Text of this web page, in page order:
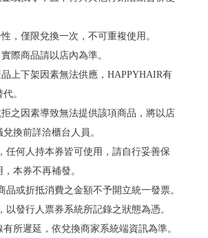
，僅限兌換一次，不可重複使用。
際商品請以店內為準。
上下架因素無法供應，HAPPYHAIR有
。
之因素導致無法提供該項商品，將以店
換前詳洽櫃台人員。
任何人持本券皆可使用，請自行妥善保
本券不再補發。
品或折抵消費之金額不予開立統一發票。
以發行人票券系統所記錄之狀態為憑。
所遲延，依兌換商家系統端資訊為準。